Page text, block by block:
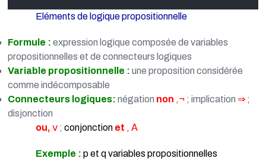
Eléments de logique propositionnelle
Formule : expression logique composée de variables
propositionnelles et de connecteurs logiques
Variable propositionnelle : une proposition considérée
comme indécomposable
Connecteurs logiques: négation non ,¬ ; implication ⇒ ;
disjonction
ou, 𝗏 ; conjonction et , 𝖠
Exemple : p et q variables propositionnelles